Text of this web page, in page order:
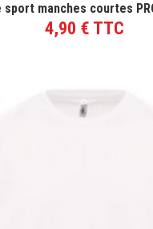
manches courtes
4,90 € TTC